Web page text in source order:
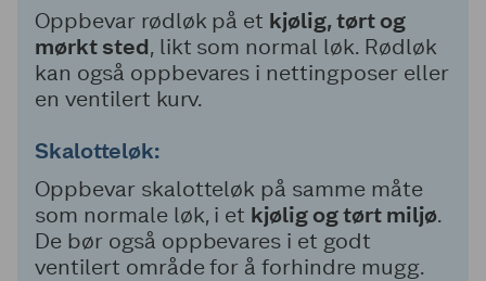
Oppbevar rødløk på et kjølig, tørt og
mørkt sted, likt som normal løk. Rødløk
kan også oppbevares i nettingposer eller
en ventilert kurv.
Skalotteløk:
Oppbevar skalotteløk på samme måte
som normale løk, i et kjølig og tørt miljø.
De bør også oppbevares i et godt
ventilert område for å forhindre mugg.